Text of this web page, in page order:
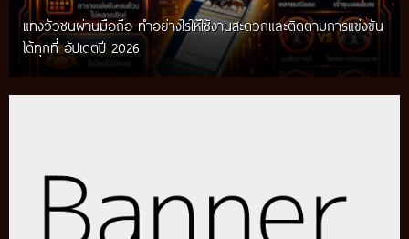
แทงวัวชนผ่านมือถือ ทำอย่างไรให้ใช้งานสะดวกและติดตามการแข่งขัน
ได้ทุกที่ อัปเดตปี 2026